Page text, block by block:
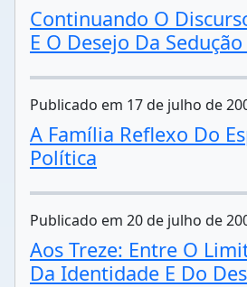
Continuando O
E O Desejo Da
Publicado em 17 de julho de
A Família Reflexo Do
Política
Publicado em 20 de julho de
Aos Treze: Entre O
Da Identidade E Do